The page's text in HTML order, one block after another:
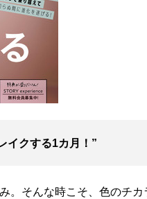
イクする1カ月！”
。そんな時こそ、色のチカ